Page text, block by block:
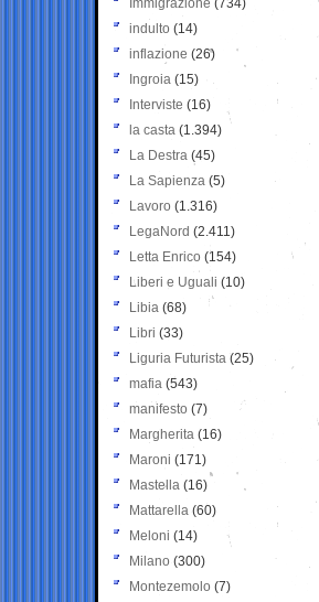
Immigrazione (734)
indulto (14)
inflazione (26)
Ingroia (15)
Interviste (16)
la casta (1.394)
La Destra (45)
La Sapienza (5)
Lavoro (1.316)
LegaNord (2.411)
Letta Enrico (154)
Liberi e Uguali (10)
Libia (68)
Libri (33)
Liguria Futurista (25)
mafia (543)
manifesto (7)
Margherita (16)
Maroni (171)
Mastella (16)
Mattarella (60)
Meloni (14)
Milano (300)
Montezemolo (7)